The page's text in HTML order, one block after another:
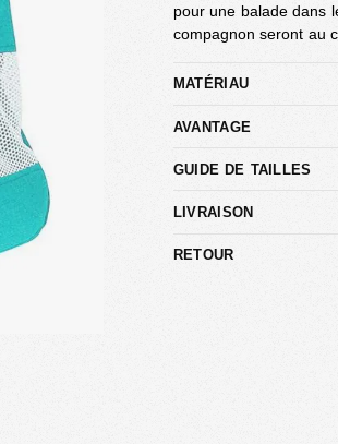
pour une balade dans
compagnon seront au
MATÉRIAU
AVANTAGE
GUIDE DE TAILLES
LIVRAISON
RETOUR